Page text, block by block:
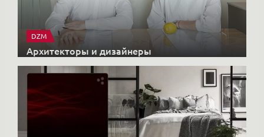
DZM
Архитекторы и дизайнеры